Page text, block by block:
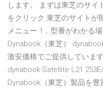
します。 まずは東芝のサ
をクリック 東芝のサイトが
メニュー 1．型番がわかる
Dynabook（東芝）
激安価格でご提供していま
dynabook Satellite L21
Dynabook（東芝）製品を豊